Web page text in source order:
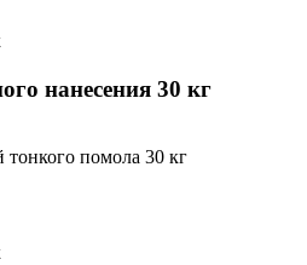
нанесения 30 кг